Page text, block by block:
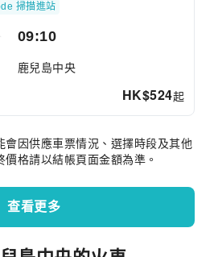
掃描進站
09:10
鹿兒島中央
HK$524起
會因供應車票情況、選擇時段及其他
格請以結帳頁面金額為準。
查看更多